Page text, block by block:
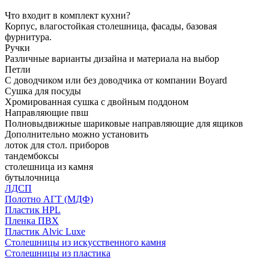
Что входит в комплект кухни?
Корпус, влагостойкая столешница, фасады, базовая
фурнитура.
Ручки
Различные варианты дизайна и материала на выбор
Петли
С доводчиком или без доводчика от компании Boyard
Сушка для посуды
Хромированная сушка с двойным поддоном
Направляющие пвш
Полновыдвижные шариковые направляющие для ящиков
Дополнительно можно установить
лоток для стол. приборов
тандембоксы
столешница из камня
бутылочница
ЛДСП
Полотно АГТ (МДФ)
Пластик HPL
Пленка ПВХ
Пластик Alvic Luxe
Столешницы из искусственного камня
Столешницы из пластика